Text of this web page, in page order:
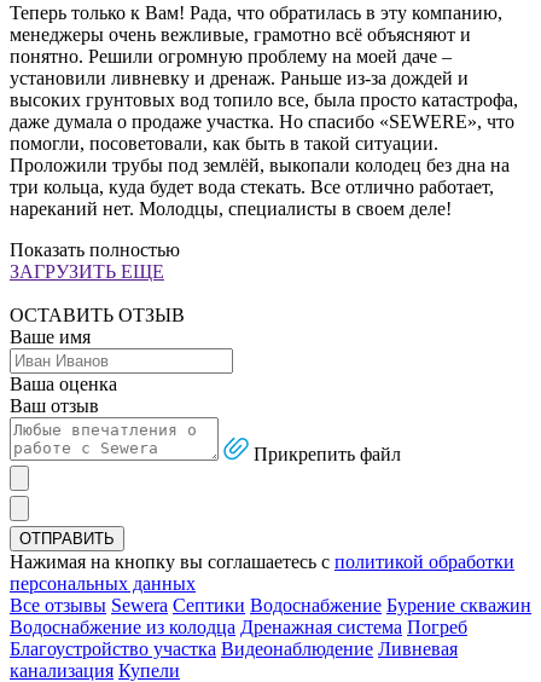
Теперь только к Вам! Рада, что обратилась в эту компанию,
менеджеры очень вежливые, грамотно всё объясняют и
понятно. Решили огромную проблему на моей даче –
установили ливневку и дренаж. Раньше из-за дождей и
высоких грунтовых вод топило все, была просто катастрофа,
даже думала о продаже участка. Но спасибо «SEWERЕ», что
помогли, посоветовали, как быть в такой ситуации.
Проложили трубы под землёй, выкопали колодец без дна на
три кольца, куда будет вода стекать. Все отлично работает,
нареканий нет. Молодцы, специалисты в своем деле!
Показать полностью
ЗАГРУЗИТЬ ЕЩЕ
ОСТАВИТЬ ОТЗЫВ
Ваше имя
Ваша оценка
Ваш отзыв
Прикрепить файл
ОТПРАВИТЬ
Нажимая на кнопку вы соглашаетесь с политикой обработки
персональных данных
Все отзывы Sewera Септики Водоснабжение Бурение скважин
Водоснабжение из колодца Дренажная система Погреб
Благоустройство участка Видеонаблюдение Ливневая
канализация Купели